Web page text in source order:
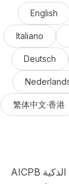
English
Italiano
Deutsch
繁体中文·香港
AICPB هو المعيار العالمي للتصنيفات الذكية (AI). تنشر AICPB